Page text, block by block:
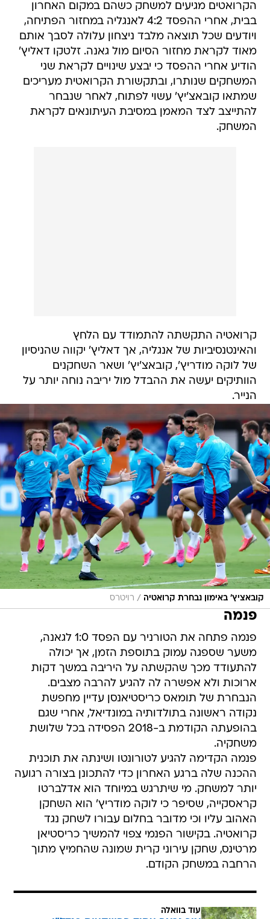
הקרואטים מגיעים למשחק כשהם במקום האחרון
בבית, אחרי ההפסד 4:2 לאנגליה במחזור הפתיחה,
ויודעים שכל תוצאה מלבד ניצחון עלולה לסבך אותם
מאוד לקראת מחזור הסיום מול גאנה. זלטקו דאליץ'
הודיע אחרי ההפסד כי יבצע שינויים לקראת שני
המשחקים שנותרו, ובתקשורת הקרואטית מעריכים
שמתאו קובאצ'יץ' עשוי לפתוח, לאחר שנבחר
להתייצב לצד המאמן במסיבת העיתונאים לקראת
המשחק.
קרואטיה התקשתה להתמודד עם הלחץ
והאינטנסיביות של אנגליה, אך דאליץ' יקווה שהניסיון
של לוקה מודריץ', קובאצ'יץ' ושאר השחקנים
הוותיקים יעשה את ההבדל מול יריבה נוחה יותר על
הנייר.
קובאציץ' באימון נבחרת קרואטיה / רויטרס
פנמה
פנמה פתחה את הטורניר עם הפסד 1:0 לגאנה,
משער שספגה עמוק בתוספת הזמן, אך יכולה
להתעודד מכך שהקשתה על היריבה במשך דקות
ארוכות ולא אפשרה לה להגיע להרבה מצבים.
הנבחרת של תומאס כריסטיאנסן עדיין מחפשת
נקודה ראשונה בתולדותיה במונדיאל, אחרי שגם
בהופעתה הקודמת ב-2018 הפסידה בכל שלושת
משחקיה.
פנמה הקדימה להגיע לטורונטו ושינתה את תוכנית
ההכנה שלה ברגע האחרון כדי להתכונן בצורה רגועה
יותר למשחק. מי שיתרגש במיוחד הוא אדלברטו
קראסקייה, שסיפר כי לוקה מודריץ' הוא השחקן
האהוב עליו וכי מדובר בחלום עבורו לשחק נגד
קרואטיה. בקישור הפנמי צפוי להמשיך כריסטיאן
מרטינס, שחקן עירוני קרית שמונה שהחמיץ מתוך
הרחבה במשחק הקודם.
עוד בוואלה